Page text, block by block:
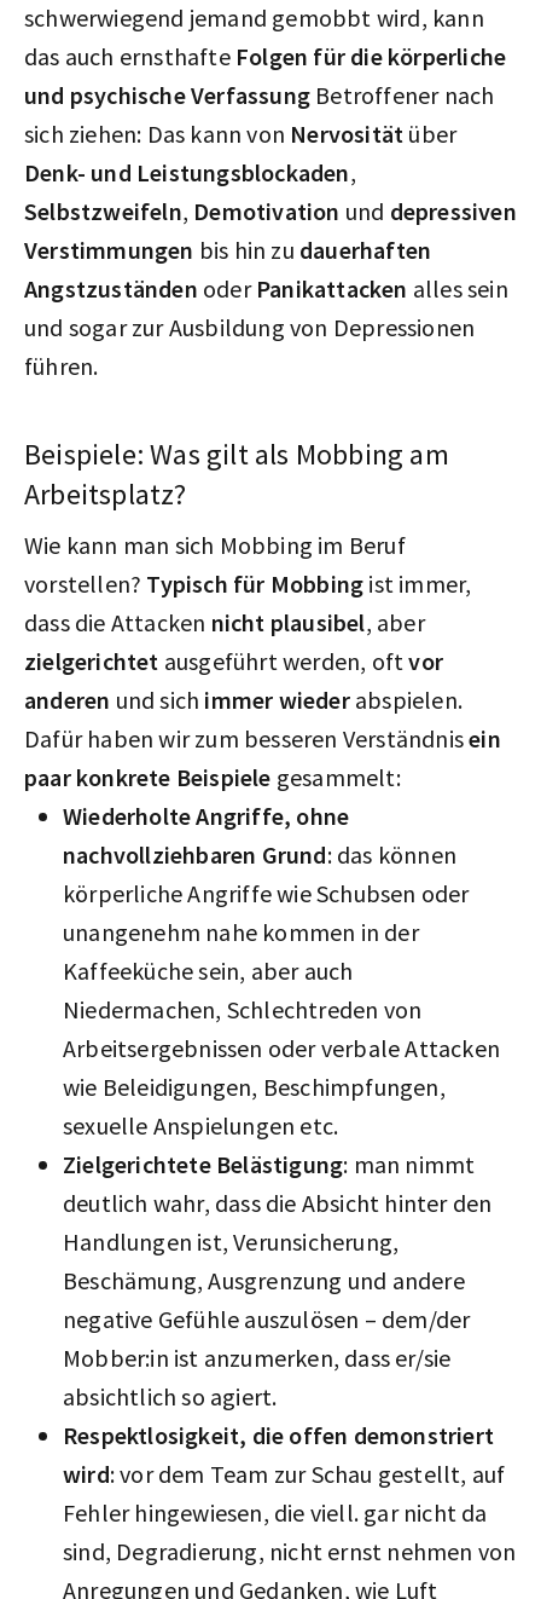
schwerwiegend jemand gemobbt wird, kann
das auch ernsthafte Folgen für die körperliche
und psychische Verfassung Betroffener nach
sich ziehen: Das kann von Nervosität über
Denk- und Leistungsblockaden,
Selbstzweifeln, Demotivation und depressiven
Verstimmungen bis hin zu dauerhaften
Angstzuständen oder Panikattacken alles sein
und sogar zur Ausbildung von Depressionen
führen.
Beispiele: Was gilt als Mobbing am
Arbeitsplatz?
Wie kann man sich Mobbing im Beruf
vorstellen? Typisch für Mobbing ist immer,
dass die Attacken nicht plausibel, aber
zielgerichtet ausgeführt werden, oftvor
anderen und sich immer wiederabspielen.
Dafür haben wir zum besseren Verständnisein
paar konkrete Beispiele gesammelt:
Wiederholte Angriffe, ohne
nachvollziehbaren Grund: das können
körperliche Angriffe wie Schubsen oder
unangenehm nahe kommen in der
Kaffeeküche sein, aber auch
Niedermachen, Schlechtreden von
Arbeitsergebnissen oder verbale Attacken
wie Beleidigungen, Beschimpfungen,
sexuelle Anspielungen etc.
Zielgerichtete Belästigung: man nimmt
deutlich wahr, dass die Absicht hinter den
Handlungen ist, Verunsicherung,
Beschämung, Ausgrenzung und andere
negative Gefühle auszulösen – dem/der
Mobber:in ist anzumerken, dass er/sie
absichtlich so agiert.
Respektlosigkeit, die offen demonstriert
wird: vor dem Team zur Schau gestellt, auf
Fehler hingewiesen, die viell. gar nicht da
sind, Degradierung, nicht ernst nehmen von
Anregungen und Gedanken, wie Luft